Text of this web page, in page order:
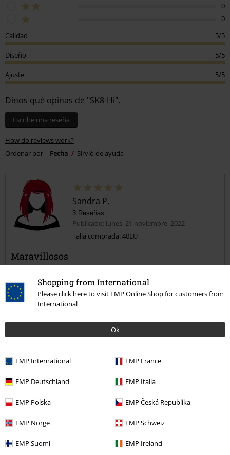
Shopping from International
Please click here to visit EMP Online Shop for customers from
International
Ok
EMP International EMP France
EMP Deutschland EMP Italia
EMP Polska EMP Česká Republika
EMP Norge EMP Schweiz
EMP Suomi EMP Ireland
0
0
Calidad
5/5
Diseño 5/5
Ajuste 5/5
Dinos qué opinas de "SK8-Hi".
Escribe una reseña
How do reviews work?
Ordenar por
Fecha Sirvió de ayuda
Sandra P.
3 Reseñas
Publicado: lunes, 21 noviembre, 2022
Talla comprada: 40EU
Maravillosos
increíbles, sin superncomodas y llegaron en menos de una semana.
5
Diseño
Ajuste